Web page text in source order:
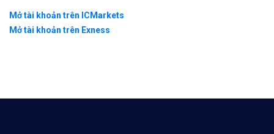
Mở tài khoản trên ICMarkets
Mở tài khoản trên Exness